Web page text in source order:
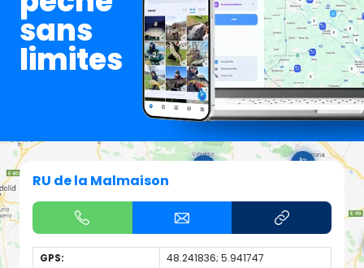
sans
limites
RU de la Malmaison
GPS:
48.241836; 5.941747